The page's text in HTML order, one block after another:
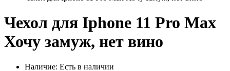
Чехол для Iphone 11 Pro Max
Хочу замуж, нет вино
Наличие: Есть в наличии